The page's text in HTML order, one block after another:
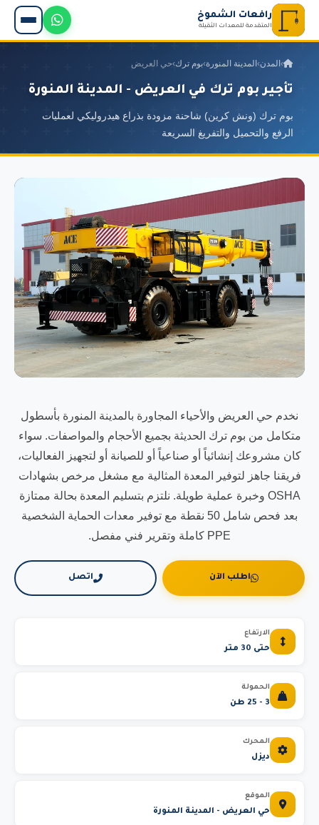
رافعات الشموخ
المتقدمة للمعدات الثقيلة
› المدن› المدينة المنورة›بوم ترك›حي العريض
تأجير بوم ترك في العريض - المدينة المنورة
بوم ترك (ونش كرين) شاحنة مزودة بذراع هيدروليكي لعمليات
الرفع والتحميل والتفريغ السريعة
نخدم حي العريض والأحياء المجاورة بالمدينة المنورة بأسطول
متكامل من بوم ترك الحديثة بجميع الأحجام والمواصفات. سواء
كان مشروعك إنشائياً أو صناعياً أو للصيانة أو لتجهيز الفعاليات،
فريقنا جاهز لتوفير المعدة المثالية مع مشغل مرخص بشهادات
OSHA وخبرة عملية طويلة. نلتزم بتسليم المعدة بحالة ممتازة
بعد فحص شامل 50 نقطة مع توفير معدات الحماية الشخصية
PPE كاملة وتقرير فني مفصل.
اطلب الآن اتصل
الارتفاع
حتى 30 متر
الحمولة
3 - 25 طن
المحرك
ديزل
الموقع
حي العريض - المدينة المنورة